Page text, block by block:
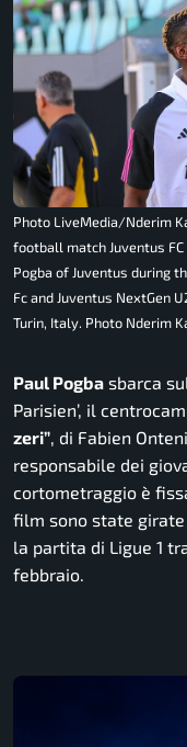
Photo LiveMedia/Nderim
football match Juventus
Pogba of Juventus during
Fc and Juventus NextGen
Turin, Italy. Photo Nderim
Paul Pogba sbarca
Parisien’, il
zeri”, di Fabien
responsabile dei
cortometraggio è
film sono state girate
la partita di Ligue 1
febbraio.